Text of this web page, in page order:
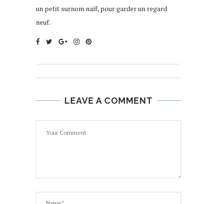
un petit surnom naïf, pour garder un regard
neuf.
LEAVE A COMMENT